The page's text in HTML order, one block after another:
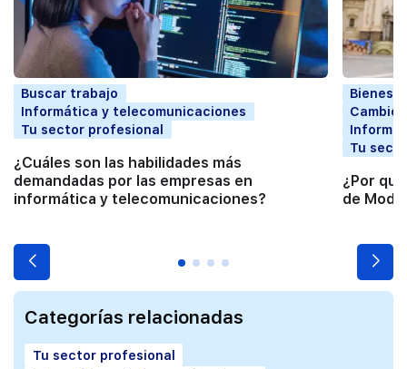
Buscar trabajo
Informática y telecomunicaciones
Tu sector profesional
¿Cuáles son las habilidades más
demandadas por las empresas en
informática y telecomunicaciones?
Cambio
Tu
¿Por
de Moda
Categorías relacionadas
Tu sector profesional